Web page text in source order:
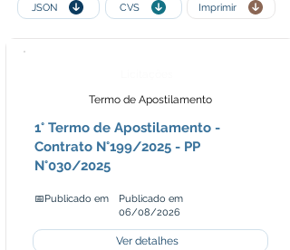
JSON CVS Imprimir
Termo de Apostilamento
1° Termo de Apostilamento -
Contrato N°199/2025 - PP
N°030/2025
📅Publicado em
Publicado em
06/08/2026
Ver detalhes